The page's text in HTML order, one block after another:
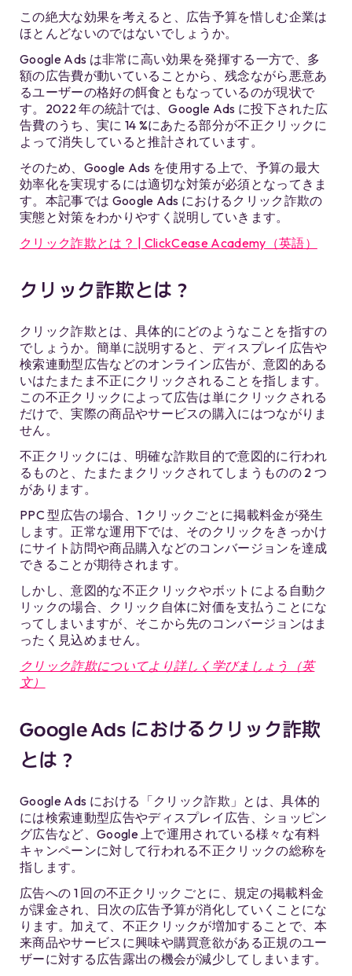
この絶大な効果を考えると、広告予算を惜しむ企業は
ほとんどないのではないでしょうか。
Google Ads は非常に高い効果を発揮する一方で、多
額の広告費が動いていることから、残念ながら悪意あ
るユーザーの格好の餌食ともなっているのが現状で
す。2022 年の統計では、Google Ads に投下された広
告費のうち、実に 14 %にあたる部分が不正クリックに
よって消失していると推計されています。
そのため、Google Ads を使用する上で、予算の最大
効率化を実現するには適切な対策が必須となってきま
す。本記事では Google Ads におけるクリック詐欺の
実態と対策をわかりやすく説明していきます。
クリック詐欺とは？ | ClickCease Academy（英語）
クリック詐欺とは？
クリック詐欺とは、具体的にどのようなことを指すの
でしょうか。簡単に説明すると、ディスプレイ広告や
検索連動型広告などのオンライン広告が、意図的ある
いはたまたま不正にクリックされることを指します。
この不正クリックによって広告は単にクリックされる
だけで、実際の商品やサービスの購入にはつながりま
せん。
不正クリックには、明確な詐欺目的で意図的に行われ
るものと、たまたまクリックされてしまうものの 2 つ
があります。
PPC 型広告の場合、1 クリックごとに掲載料金が発生
します。正常な運用下では、そのクリックをきっかけ
にサイト訪問や商品購入などのコンバージョンを達成
できることが期待されます。
しかし、意図的な不正クリックやボットによる自動ク
リックの場合、クリック自体に対価を支払うことにな
ってしまいますが、そこから先のコンバージョンはま
ったく見込めません。
クリック詐欺についてより詳しく学びましょう（英
文）
Google Ads におけるクリック詐欺
とは？
Google Ads における「クリック詐欺」とは、具体的
には検索連動型広告やディスプレイ広告、ショッピン
グ広告など、Google 上で運用されている様々な有料
キャンペーンに対して行われる不正クリックの総称を
指します。
広告への 1 回の不正クリックごとに、規定の掲載料金
が課金され、日次の広告予算が消化していくことにな
ります。加えて、不正クリックが増加することで、本
来商品やサービスに興味や購買意欲がある正規のユー
ザーに対する広告露出の機会が減少してしまいます。